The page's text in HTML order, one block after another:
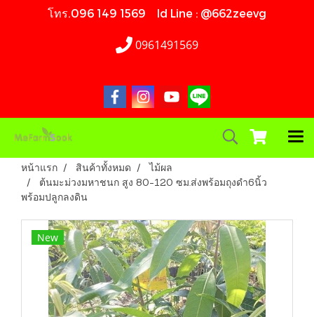
โทร.096 149 1569 Id Line : @662zeevg
0961491569
หน้าแรก สินค้าทั้งหมด
ไม้ผล
ต้นมะม่วงมหาชนก สูง 80-120 ซม.ส่งพร้อมถุงดำ6นิ้ว
พร้อมปลูกลงดิน
New